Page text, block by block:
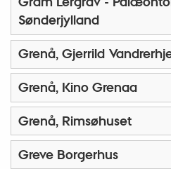
Sønderjylland
Grenå, Gjerrild
Grenå, Kino Grenaa
Grenå, Rimsøhuset
Greve Borgerhus